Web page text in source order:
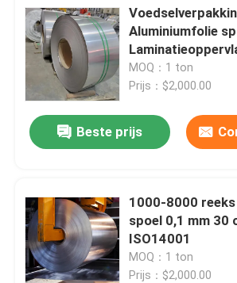
Aluminiumfolie
MOQ：1 ton
Prijs：$2,000.00
Beste prijs
1000-8000
spoel 0,1 mm 30
ISO14001
MOQ：1 ton
Prijs：$2,000.00